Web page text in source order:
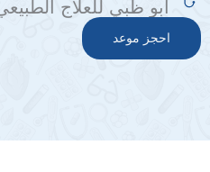
أبو ظبي للعلاج
احجز موعد